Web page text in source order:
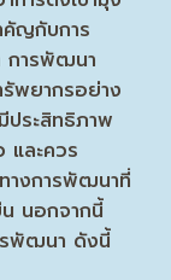
คัญกับการ
การพัฒนา
พยากรอย่าง
ประสิทธิภาพ
และควร
างการพัฒนาที่
นอกจากนี้
รพัฒนา ดังนี้